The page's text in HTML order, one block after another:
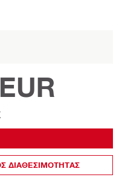
ΔΙΑΘΕΣΙΜΌΤΗΤΑΣ